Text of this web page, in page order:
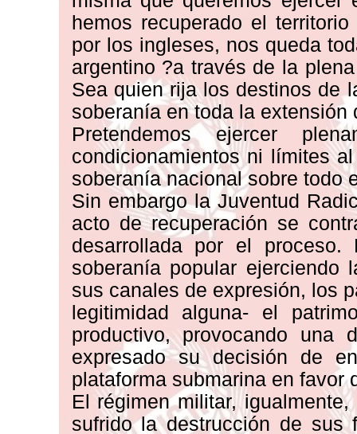
hemos recuperado el
por los ingleses, nos queda
argentino ?a través de la
Sea quien rija los destinos de
soberanía en toda la extensión
Pretendemos ejercer
condicionamientos ni límites
soberanía nacional sobre todo
Sin embargo la Juventud
acto de recuperación se
desarrollada por el
soberanía popular
sus canales de expresión, los
legitimidad alguna- el
productivo, provocando una
expresado su decisión de
plataforma submarina en favor
El régimen militar,
sufrido la destrucción de